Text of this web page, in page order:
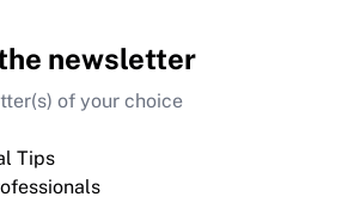
newsletter
of your choice
Tips